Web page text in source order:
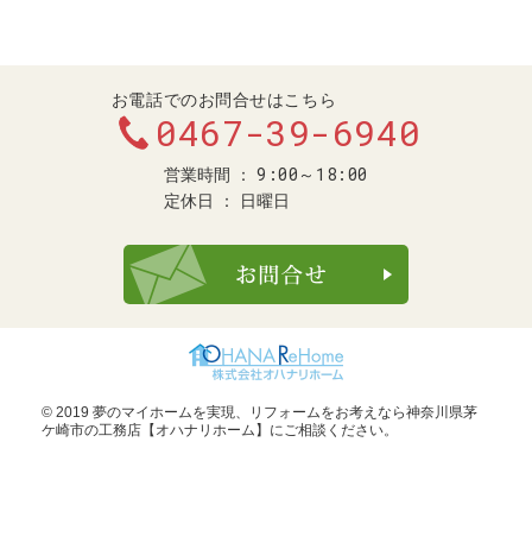
お電話でのお問合せはこちら
0467-39-6940
営業時間 9:00～18:00
定休日 日曜日
© 2019 夢のマイホームを実現、
リフォームをお考えなら神奈川県茅
ケ崎市の工務店【オハナリホーム】 にご相談ください。